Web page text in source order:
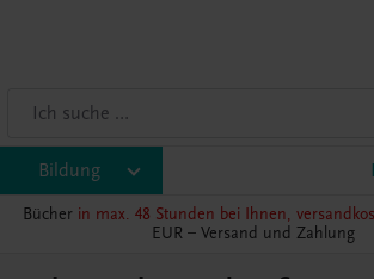
Bildung
Bücher in max. 48 Stunden bei Ihnen,
EUR – Versand und Zahlung